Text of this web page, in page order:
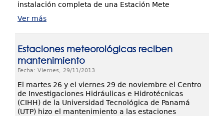
instalación completa de una Estación Mete
Ver más
Estaciones meteorológicas reciben
mantenimiento
Fecha: Viernes, 29/11/2013
El martes 26 y el viernes 29 de noviembre el Centro
de Investigaciones Hidráulicas e Hidrotécnicas
(CIHH) de la Universidad Tecnológica de Panamá
(UTP) hizo el mantenimiento a las estaciones